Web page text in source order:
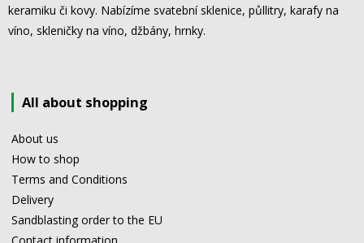
keramiku či kovy. Nabízíme svatební sklenice, půllitry, karafy na
víno, skleničky na víno, džbány, hrnky.
All about shopping
About us
How to shop
Terms and Conditions
Delivery
Sandblasting order to the EU
Contact information